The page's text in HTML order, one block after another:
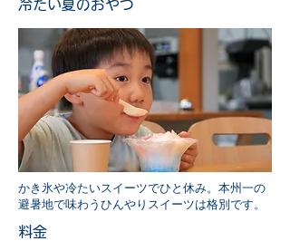
冷たい夏のおやつ
かき氷や冷たいスイーツでひと休み。本州一の
避暑地で味わうひんやりスイーツは格別です。
料金